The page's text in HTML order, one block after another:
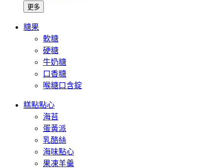
更多
糖果
軟糖
硬糖
牛奶糖
口香糖
喉糖口含錠
糕點點心
海苔
蛋黃派
乳酪絲
海味點心
果凍羊羹